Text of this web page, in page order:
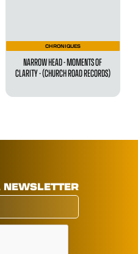
CHRONIQUES
NARROW HEAD - MOMENTS OF
CLARITY - (CHURCH ROAD RECORDS)